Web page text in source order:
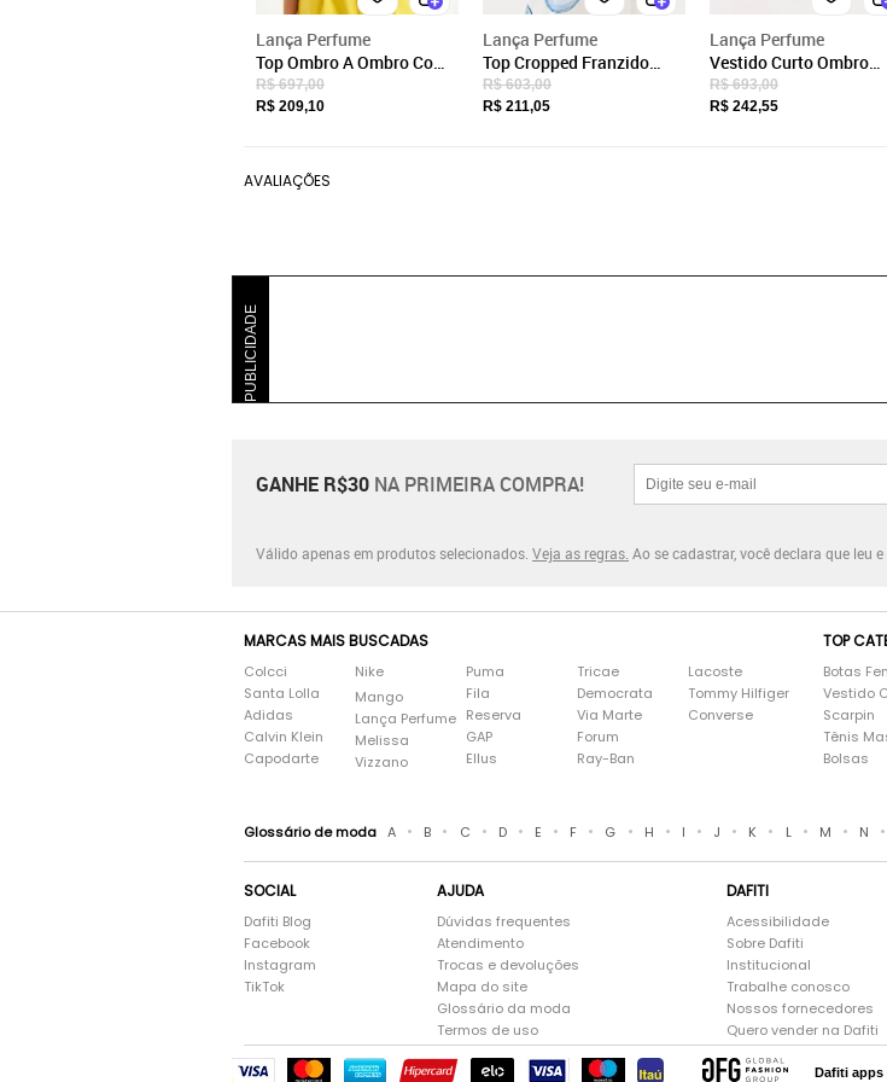
Lança Perfume
Top Ombro A Ombro Com
Babados Lança Perfume
R$ 697,00
R$ 209,10
Lança Perfume
Top Cropped Franzido
Estampado Lança
Perfume
R$ 603,00
R$ 211,05
Lança Perfume
Vestido Curto Ombro
Único Estampado Lança
Perfume
R$ 693,00
R$ 242,55
AVALIAÇÕES
PUBLICIDADE
GANHE R$30 NA PRIMEIRA COMPRA!
Válido apenas em produtos selecionados. Veja as regras. Ao se cadastrar, você declara que leu
MARCAS MAIS BUSCADAS
Colcci
Santa Lolla
Adidas
Calvin Klein
Capodarte
Nike
Mango
Lança Perfume
Melissa
Vizzano
Puma
Fila
Reserva
GAP
Ellus
Tricae
Democrata
Via Marte
Forum
Ray-Ban
Lacoste
Tommy Hilfiger
Converse
TOP
Botas
Vestido
Scarpin
Tênis
Bolsas
Glossário de moda A • B • C • D • E • F • G • H • I • J • K • L • M • N •
SOCIAL
Dafiti Blog
Facebook
Instagram
TikTok
AJUDA
Dúvidas frequentes
Atendimento
Trocas e devoluções
Mapa do site
Glossário da moda
Termos de uso
DAFITI
Acessibilidade
Sobre Dafiti
Institucional
Trabalhe conosco
Nossos fornecedores
Quero vender na Dafiti
Dafiti apps